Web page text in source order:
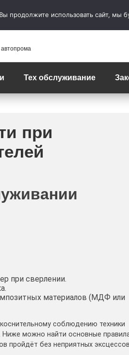
автопрома
Тех обслуживание
при
при сверлении.
материалов (МДФ или
соблюдению техники
Ниже можно найти основные
пройдёт без неприятных
использовать сайт, мы